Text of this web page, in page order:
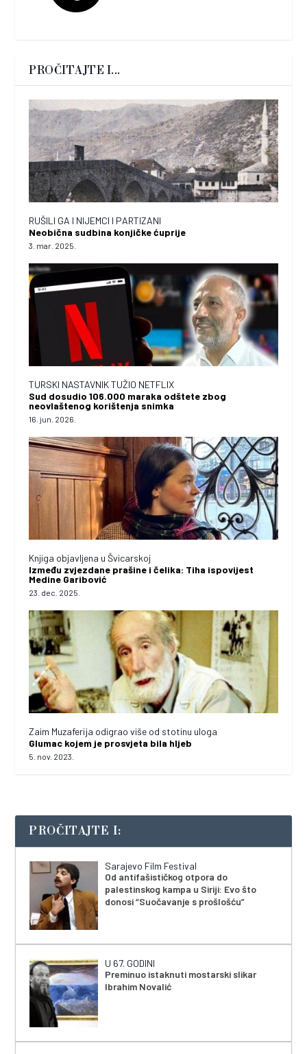
PROČITAJTE I...
RUŠILI GA I NIJEMCI I PARTIZANI
Neobična sudbina konjičke ćuprije
3. mar. 2025.
TURSKI NASTAVNIK TUŽIO NETFLIX
Sud dosudio 106.000 maraka odštete zbog
neovlaštenog korištenja snimka
16. jun. 2026.
Knjiga objavljena u Švicarskoj
Između zvjezdane prašine i čelika: Tiha ispovijest
Medine Garibović
23. dec. 2025.
Zaim Muzaferija odigrao više od stotinu uloga
Glumac kojem je prosvjeta bila hljeb
5. nov. 2023.
PROČITAJTE I:
Sarajevo Film Festival
Od antifašističkog otpora do
palestinskog kampa u Siriji: Evo što
donosi “Suočavanje s prošlošću”
U 67. GODINI
Preminuo istaknuti mostarski slikar
Ibrahim Novalić